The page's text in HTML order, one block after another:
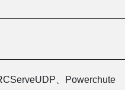
、Powerchute